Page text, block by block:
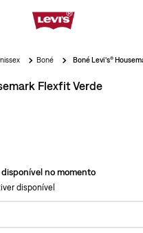
Boné
Flexfit Verde
no momento
disponível